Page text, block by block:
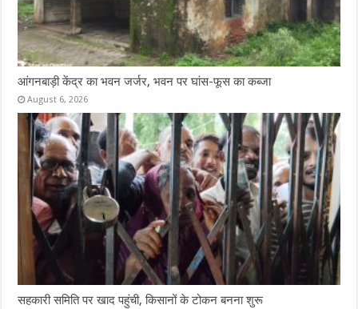
आंगनबाड़ी केंद्र का भवन जर्जर, भवन पर घांस-फूस का कब्जा
August 6, 2026
सहकारी समिति पर खाद पहुंची, किसानों के टोकन बनना शुरू